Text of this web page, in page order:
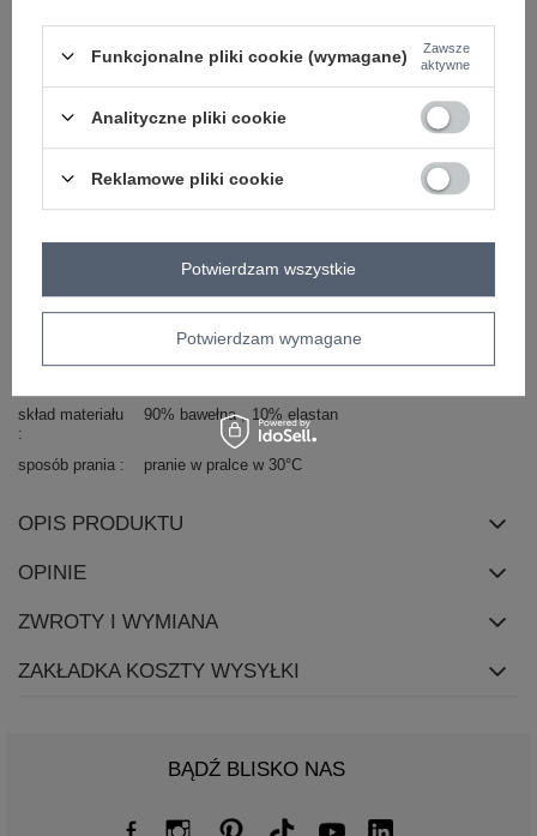
dominujący
bawełna
długość
standardowa
długi rękaw
dekolt
stójka
suwak
cechy
pikowanie dżety kieszenie naszywki
skład materiału 90% bawełna 10% elastan
sposób prania pranie w pralce w 30°C
OPIS PRODUKTU
OPINIE
ZWROTY I WYMIANA
ZAKŁADKA KOSZTY WYSYŁKI
BĄDŹ BLISKO NAS
Funkcjonalne pliki cookie (wymagane)
Zawsze
aktywne
Analityczne pliki cookie
Reklamowe pliki cookie
Potwierdzam wymagane
Potwierdzam wszystkie